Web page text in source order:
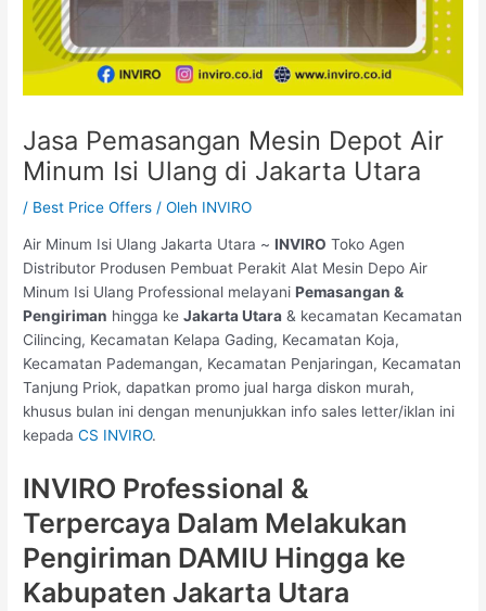
Jasa Pemasangan Mesin Depot Air
Minum Isi Ulang di Jakarta Utara
/ Best Price Offers / Oleh INVIRO
Air Minum Isi Ulang Jakarta Utara ~INVIRO Toko Agen
Distributor Produsen Pembuat Perakit Alat Mesin Depo Air
Minum Isi Ulang Professional melayaniPemasangan &
Pengiriman hingga keJakarta Utara & kecamatan Kecamatan
Cilincing, Kecamatan Kelapa Gading, Kecamatan Koja,
Kecamatan Pademangan, Kecamatan Penjaringan, Kecamatan
Tanjung Priok, dapatkan promo jual harga diskon murah,
khusus bulan ini dengan menunjukkan info sales letter/iklan ini
kepadaCS INVIRO.
INVIRO Professional &
Terpercaya Dalam Melakukan
Pengiriman DAMIU Hingga ke
Kabupaten Jakarta Utara